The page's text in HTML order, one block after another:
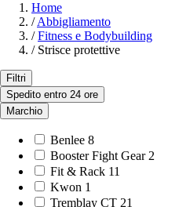
Home
/Abbigliamento
/ Fitness e Bodybuilding
/ Strisce protettive
Filtri
Spedito entro 24 ore
Marchio
Benlee 8
Booster Fight Gear 2
Fit & Rack 11
Kwon 1
Tremblay CT 21